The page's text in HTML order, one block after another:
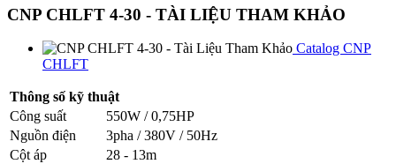
CNP CHLFT 4-30 - TÀI LIỆU THAM KHẢO
Catalog CNP
CHLFT
Thông số kỹ thuật
Công suất
550W / 0,75HP
Nguồn điện
3pha / 380V / 50Hz
Cột áp
28 - 13m